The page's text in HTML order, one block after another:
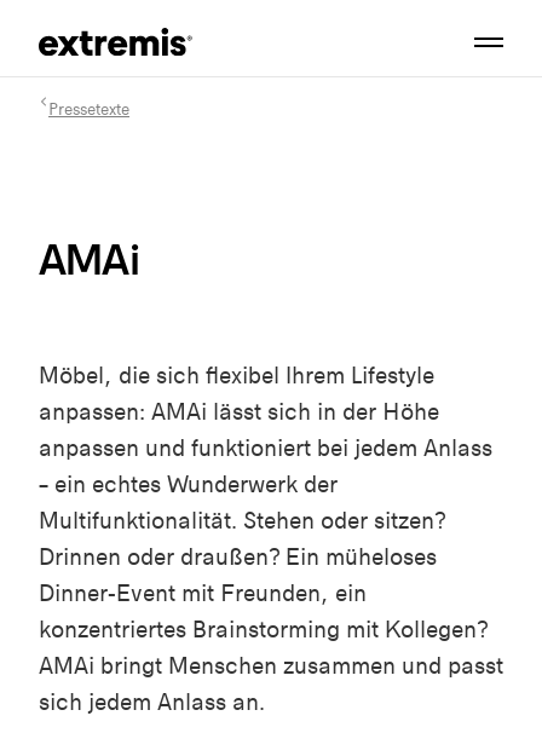
Pressetexte
AMAi
Möbel, die sich flexibel Ihrem Lifestyle
anpassen: AMAi lässt sich in der Höhe
anpassen und funktioniert bei jedem Anlass
– ein echtes Wunderwerk der
Multifunktionalität. Stehen oder sitzen?
Drinnen oder draußen? Ein müheloses
Dinner-Event mit Freunden, ein
konzentriertes Brainstorming mit Kollegen?
AMAi bringt Menschen zusammen und passt
sich jedem Anlass an.